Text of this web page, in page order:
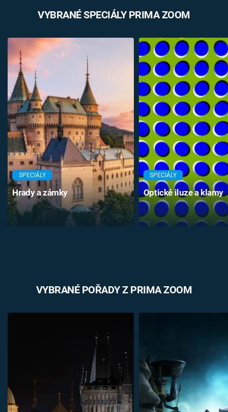
VYBRANÉ SPECIÁLY PRIMA ZOOM
SPECIÁLY
Hrady a zámky
SPECIÁLY
Optické iluze a klamy
VYBRANÉ POŘADY Z PRIMA ZOOM